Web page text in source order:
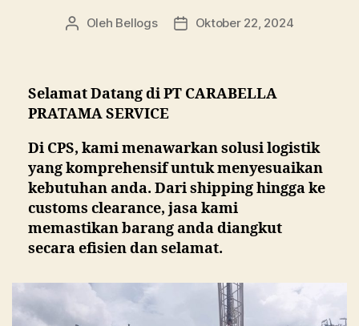
Batam
Penulis
Oleh Bellogs
Tanggal
Oktober 22, 2024
Selamat Datang di PT CARABELLA
PRATAMA SERVICE
Di CPS, kami menawarkan solusi logistik
yang komprehensif untuk menyesuaikan
kebutuhan anda. Dari shipping hingga ke
customs clearance, jasa kami
memastikan barang anda diangkut
secara efisien dan selamat.